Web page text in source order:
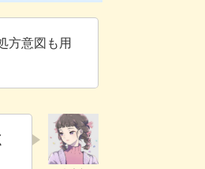
方意図も用